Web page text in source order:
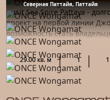
Dusit Sea Spire Pattaya -
проект на первой линии
возможность стать
самых перспективных
проект – на...
29.00 кв. м 1 1
Северная Паттайя, Паттайя